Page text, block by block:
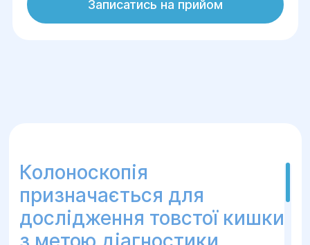
ультразвукового дослідження або
рентгенографії.
Записатись на прийом
Колоноскопія
призначається для
дослідження товстої кишки